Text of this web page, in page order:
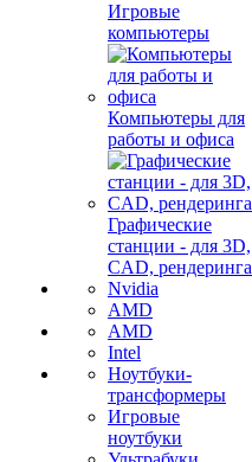
Игровые
компьютеры
Компьютеры для
работы и офиса
Графические
станции - для 3D,
CAD, рендеринга
Nvidia
AMD
AMD
Intel
Ноутбуки-
трансформеры
Игровые
ноутбуки